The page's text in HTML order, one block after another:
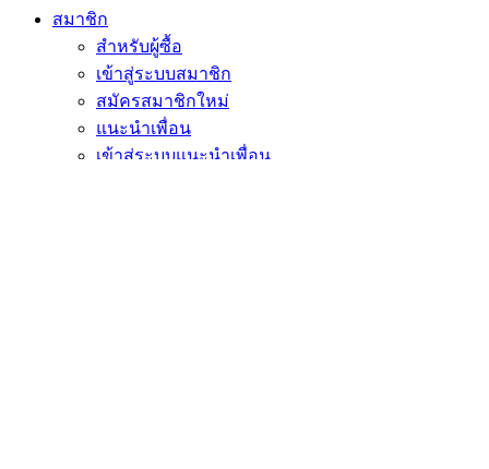
สมาชิก
สำหรับผู้ซื้อ
เข้าสู่ระบบสมาชิก
สมัครสมาชิกใหม่
แนะนำเพื่อน
เข้าสู่ระบบแนะนำเพื่อน